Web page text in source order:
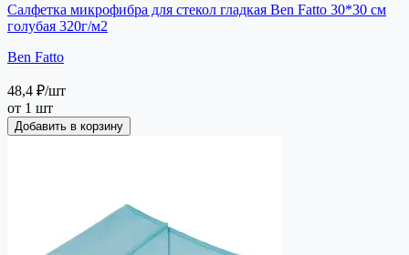
Салфетка микрофибра для стекол гладкая Ben Fatto 30*30 см
голубая 320г/м2
Ben Fatto
48,4 ₽/шт
от 1 шт
Добавить в корзину